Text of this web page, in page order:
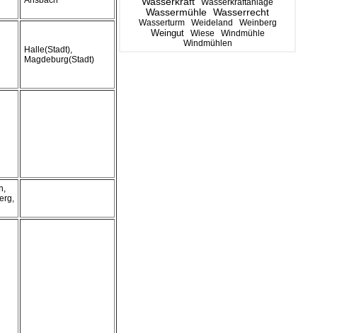
Wasserkraftanlage
Wassermühle Wasserrecht
Wasserturm Weideland Weinberg
Weingut Wiese
Windmühle
Windmühlen
Halle(Stadt),
Magdeburg(Stadt)